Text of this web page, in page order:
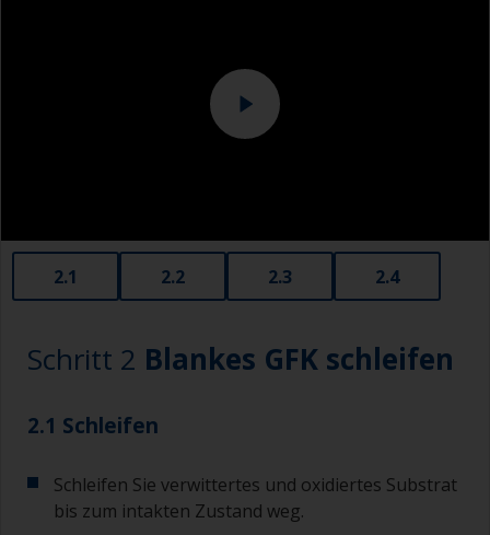
Sie direkt danach mit einem sauberen Tuch
nach, um die Verunreinigung zu entfernen.
Wechseln Sie die Tücher regelmäßig, um zu
vermeiden, dass der Schmutz wieder auf die
2.1 2.2 2.3 2.4
Schritt 2 Blankes GFK schleifen
2.1 Schleifen
Schleifen Sie verwittertes und oxidiertes Substrat
bis zum intakten Zustand weg.